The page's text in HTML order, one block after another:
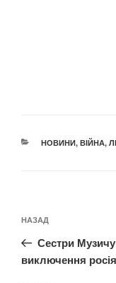
КАТЕГОРІЇ
НОВИНИ, ВІЙНА,
записів
Попередній
запис:
НАЗАД
Сестри
виключення